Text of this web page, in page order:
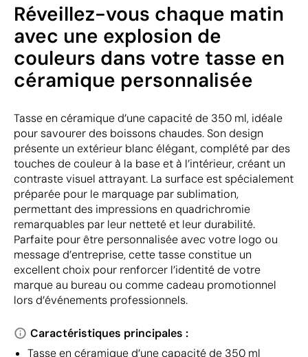
Réveillez-vous chaque matin
avec une explosion de
couleurs dans votre tasse en
céramique personnalisée
Tasse en céramique d’une capacité de 350 ml, idéale
pour savourer des boissons chaudes. Son design
présente un extérieur blanc élégant, complété par des
touches de couleur à la base et à l’intérieur, créant un
contraste visuel attrayant. La surface est spécialement
préparée pour le marquage par sublimation,
permettant des impressions en quadrichromie
remarquables par leur netteté et leur durabilité.
Parfaite pour être personnalisée avec votre logo ou
message d’entreprise, cette tasse constitue un
excellent choix pour renforcer l’identité de votre
marque au bureau ou comme cadeau promotionnel
lors d’événements professionnels.
Caractéristiques principales :
Tasse en céramique d’une capacité de 350 ml